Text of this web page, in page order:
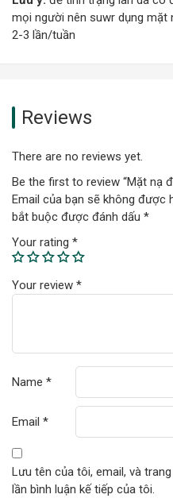
mọi người nên suwr dụng
2-3 lần/tuần
Reviews
There are no reviews yet.
Be the first to review “Mặt nạ
Email của bạn sẽ không được
bắt buộc được đánh dấu *
Your rating *
Your review *
Name *
Email *
Lưu tên của tôi, email, và
lần bình luận kế tiếp của tôi.